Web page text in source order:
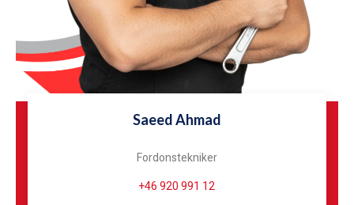
Saeed Ahmad
Fordonstekniker
+46 920 991 12